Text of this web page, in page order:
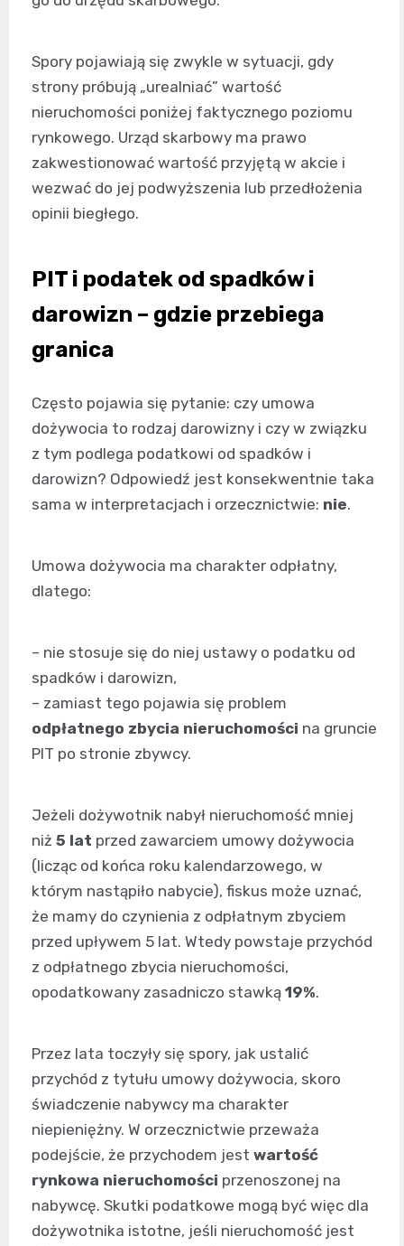
Spory pojawiają się zwykle w sytuacji, gdy
strony próbują „urealniać” wartość
nieruchomości poniżej faktycznego poziomu
rynkowego. Urząd skarbowy ma prawo
zakwestionować wartość przyjętą w akcie i
wezwać do jej podwyższenia lub przedłożenia
opinii biegłego.
PIT i podatek od spadków i
darowizn – gdzie przebiega
granica
Często pojawia się pytanie: czy umowa
dożywocia to rodzaj darowizny i czy w związku
z tym podlega podatkowi od spadków i
darowizn? Odpowiedź jest konsekwentnie taka
sama w interpretacjach i orzecznictwie: nie.
Umowa dożywocia ma charakter odpłatny,
dlatego:
– nie stosuje się do niej ustawy o podatku od
spadków i darowizn,
– zamiast tego pojawia się problem
odpłatnego zbycia nieruchomości na gruncie
PIT po stronie zbywcy.
Jeżeli dożywotnik nabył nieruchomość mniej
niż 5 lat przed zawarciem umowy dożywocia
(licząc od końca roku kalendarzowego, w
którym nastąpiło nabycie), fiskus może uznać,
że mamy do czynienia z odpłatnym zbyciem
przed upływem 5 lat. Wtedy powstaje przychód
z odpłatnego zbycia nieruchomości,
opodatkowany zasadniczo stawką 19%.
Przez lata toczyły się spory, jak ustalić
przychód z tytułu umowy dożywocia, skoro
świadczenie nabywcy ma charakter
niepieniężny. W orzecznictwie przeważa
podejście, że przychodem jest wartość
rynkowa nieruchomości przenoszonej na
nabywcę. Skutki podatkowe mogą być więc dla
dożywotnika istotne, jeśli nieruchomość jest